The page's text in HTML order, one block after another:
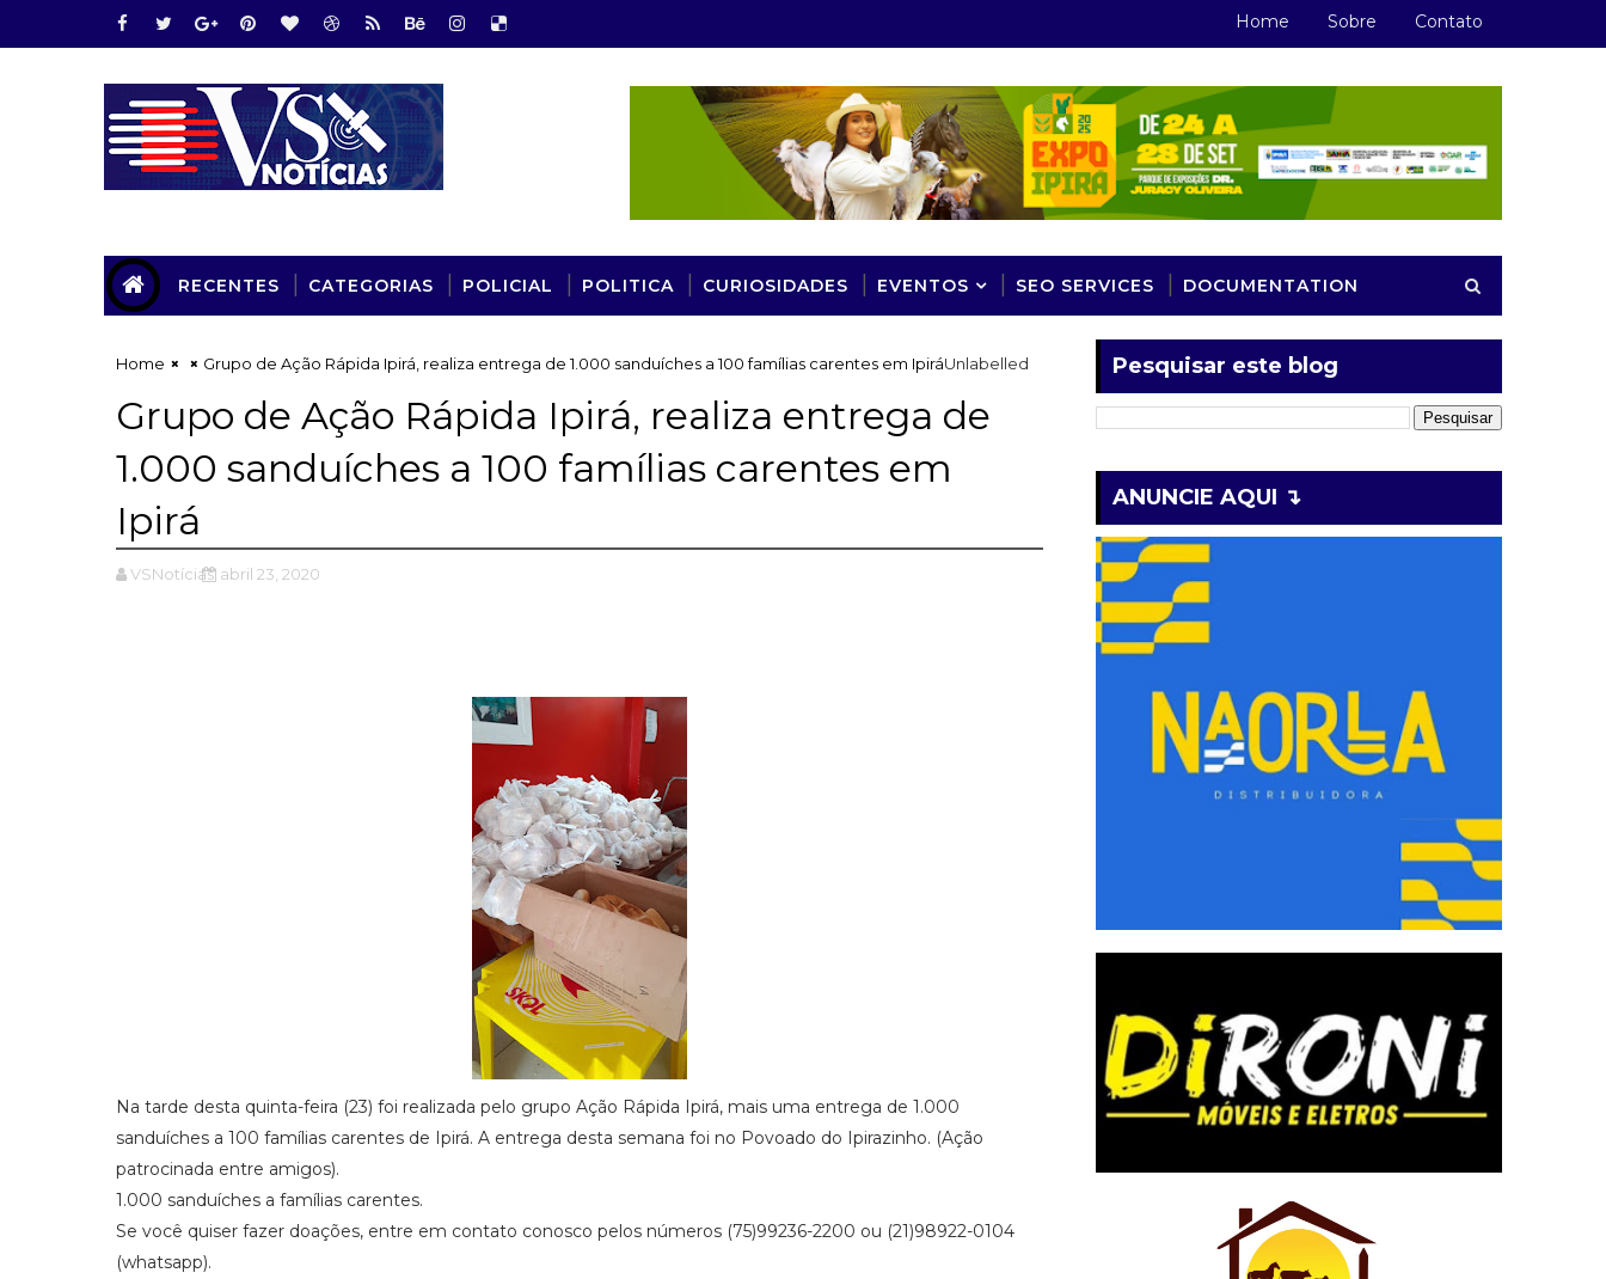
Home Sobre Contato
RECENTES CATEGORIAS POLICIAL POLITICA CURIOSIDADES EVENTOS SEO SERVICES DOCUMENTATION
Home Unlabelled
Grupo de Ação Rápida Ipirá, realiza entrega de 1.000 sanduíches a 100 famílias carentes em Ipirá
Grupo de Ação Rápida Ipirá, realiza entrega de
1.000 sanduíches a 100 famílias carentes em
Ipirá
VSNotícias abril 23, 2020
Na tarde desta quinta-feira (23) foi realizada pelo grupo Ação Rápida Ipirá, mais uma entrega de 1.000
sanduíches a 100 famílias carentes de Ipirá. A entrega desta semana foi no Povoado do Ipirazinho. (Ação
patrocinada entre amigos).
1.000 sanduíches a famílias carentes.
Se você quiser fazer doações, entre em contato conosco pelos números (75)99236-2200 ou (21)98922-0104
(whatsapp).
Pesquisar este blog
ANUNCIE AQUI ↴